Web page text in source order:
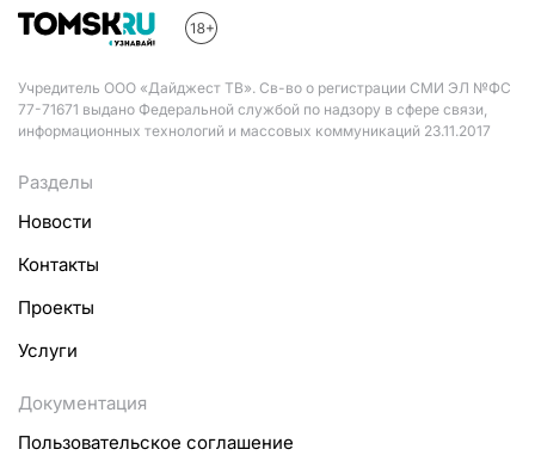
Учредитель ООО «Дайджест ТВ». Св-во о регистрации СМИ ЭЛ №ФС
77-71671 выдано Федеральной службой по надзору в сфере связи,
информационных технологий и массовых коммуникаций 23.11.2017
Разделы
Новости
Контакты
Проекты
Услуги
Документация
Пользовательское соглашение